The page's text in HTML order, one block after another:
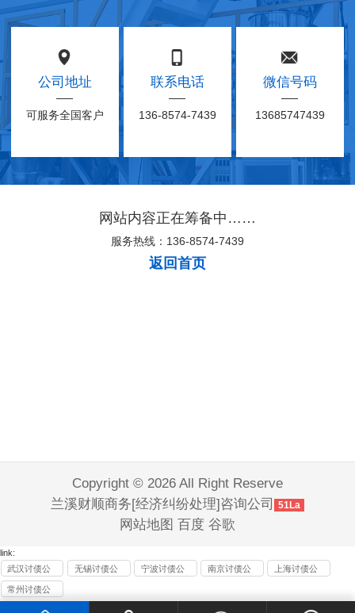
公司地址
可服务全国客户
联系电话
136-8574-7439
微信号码
13685747439
网站内容正在筹备中……
服务热线：136-8574-7439
返回首页
Copyright © 2026 All Right Reserve
兰溪财顺商务[经济纠纷处理]咨询公司
51La
网站地图 百度 谷歌
link:
武汉讨债公
司
无锡讨债公
宁波讨债公
南京讨债公
上海讨债公
常州讨债公